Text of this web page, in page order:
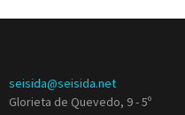
seisida@seisida.net
Glorieta de Quevedo, 9 - 5º